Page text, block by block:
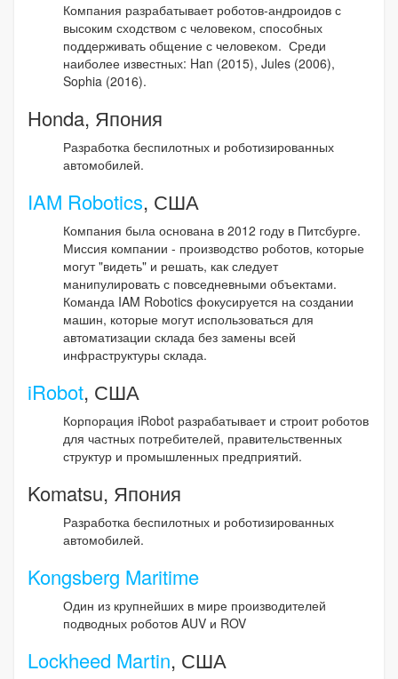
Компания разрабатывает роботов-андроидов с
высоким сходством с человеком, способных
поддерживать общение с человеком. Среди
наиболее известных: Han (2015), Jules (2006),
Sophia (2016).
Honda, Япония
Разработка беспилотных и роботизированных
автомобилей.
IAM Robotics, США
Компания была основана в 2012 году в Питсбурге.
Миссия компании - производство роботов, которые
могут "видеть" и решать, как следует
манипулировать с повседневными объектами.
Команда IAM Robotics фокусируется на создании
машин, которые могут использоваться для
автоматизации склада без замены всей
инфраструктуры склада.
iRobot, США
Корпорация iRobot разрабатывает и строит роботов
для частных потребителей, правительственных
структур и промышленных предприятий.
Komatsu, Япония
Разработка беспилотных и роботизированных
автомобилей.
Kongsberg Maritime
Один из крупнейших в мире производителей
подводных роботов AUV и ROV
Lockheed Martin, США